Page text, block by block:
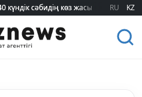
күндік сәбидің көз жасы:
күндік сәбидің көз жасы: RU KZ